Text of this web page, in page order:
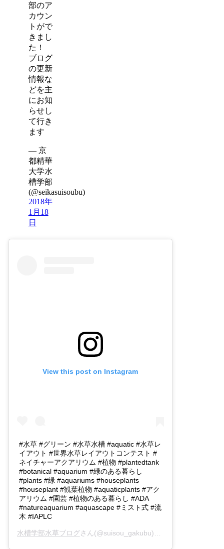
部のア
カウン
トがで
きまし
た！
ブログ
の更新
情報な
どを主
にお知
らせし
て行き
ます
— 京
都精華
大学水
槽学部
(@seikasuisoubu)
2018年
1月18
日
View this post on Instagram
#水草 #グリーン #水草水槽 #aquatic #水草レ
イアウト #世界水草レイアウトコンテスト #
ネイチャーアクアリウム #植物 #plantedtank
#botanical #aquarium #緑のある暮らし
#plants #緑 #aquariums #houseplants
#houseplant #観葉植物 #aquaticplants #アク
アリウム #園芸 #植物のある暮らし #ADA
#natureaquarium #aquascape #ミスト式 #流
木 #IAPLC
水槽学部水草ブログさん(@suisou_gakubu)がシェアした投稿 -